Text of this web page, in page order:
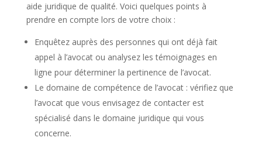
aide juridique de qualité. Voici quelques points à
prendre en compte lors de votre choix :
Enquêtez auprès des personnes qui ont déjà fait
appel à l’avocat ou analysez les témoignages en
ligne pour déterminer la pertinence de l’avocat.
Le domaine de compétence de l’avocat : vérifiez que
l’avocat que vous envisagez de contacter est
spécialisé dans le domaine juridique qui vous
concerne.